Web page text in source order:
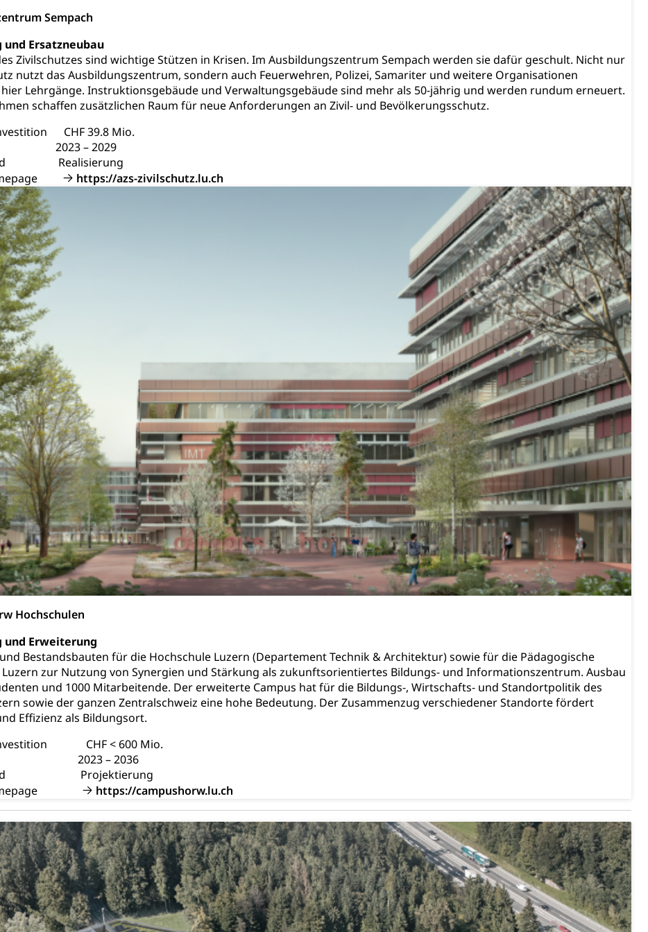
Sempach
und Ersatzneubau
Zivilschutzes sind wichtige Stützen in Krisen. Im Ausbildungszentrum Sempach werden sie dafür geschult. Nicht nur
nutzt das Ausbildungszentrum, sondern auch Feuerwehren, Polizei, Samariter und weitere Organisationen
Lehrgänge. Instruktionsgebäude und Verwaltungsgebäude sind mehr als 50-jährig und werden rundum erneuert.
schaffen zusätzlichen Raum für neue Anforderungen an Zivil- und Bevölkerungsschutz.
CHF 39.8 Mio.
2023 – 2029
Realisierung
https://azs-zivilschutz.lu.ch
Hochschulen
und Erweiterung
Bestandsbauten für die Hochschule Luzern (Departement Technik & Architektur) sowie für die Pädagogische
Luzern zur Nutzung von Synergien und Stärkung als zukunftsorientiertes Bildungs- und Informationszentrum. Ausbau
und 1000 Mitarbeitende. Der erweiterte Campus hat für die Bildungs-, Wirtschafts- und Standortpolitik des
sowie der ganzen Zentralschweiz eine hohe Bedeutung. Der Zusammenzug verschiedener Standorte fördert
Effizienz als Bildungsort.
CHF < 600 Mio.
2023 – 2036
Projektierung
https://campushorw.lu.ch
Richtplanung Kanton Luzern (ARE)